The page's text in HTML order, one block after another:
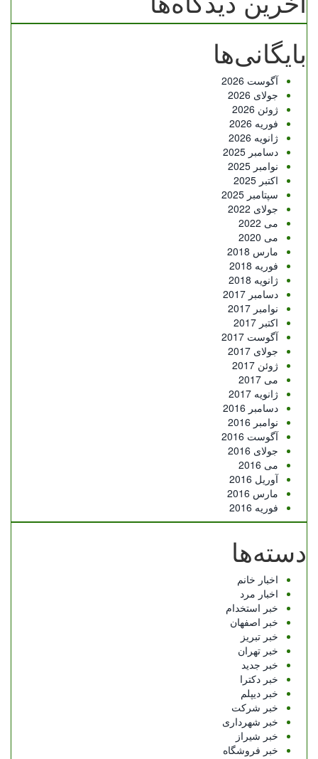
بایگانی‌ها
آگوست 2026
جولای 2026
ژوئن 2026
فوریه 2026
ژانویه 2026
دسامبر 2025
نوامبر 2025
اکتبر 2025
سپتامبر 2025
جولای 2022
می 2022
می 2020
مارس 2018
فوریه 2018
ژانویه 2018
دسامبر 2017
نوامبر 2017
اکتبر 2017
آگوست 2017
جولای 2017
ژوئن 2017
می 2017
ژانویه 2017
دسامبر 2016
نوامبر 2016
آگوست 2016
جولای 2016
می 2016
آوریل 2016
مارس 2016
فوریه 2016
دسته‌ها
اخبار خانم
اخبار مرد
خبر استخدام
خبر اصفهان
خبر تبریز
خبر تهران
خبر جدید
خبر دکترا
خبر دیپلم
خبر شرکت
خبر شهرداری
خبر شیراز
خبر فروشگاه